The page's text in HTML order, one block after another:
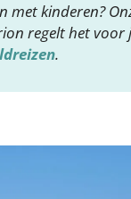
met kinderen?
regelt het voor
.